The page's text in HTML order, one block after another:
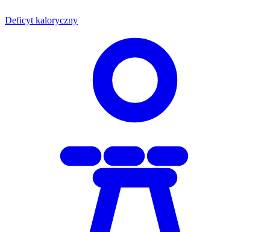
Deficyt kaloryczny